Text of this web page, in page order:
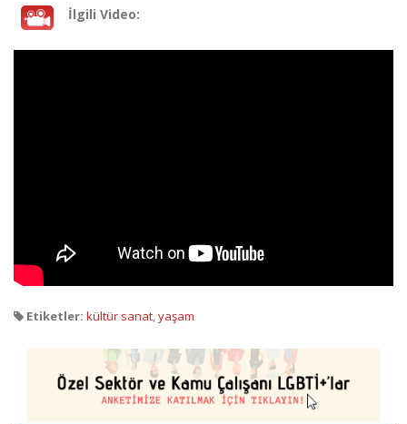
İlgili Video:
Etiketler: kültür sanat,yaşam